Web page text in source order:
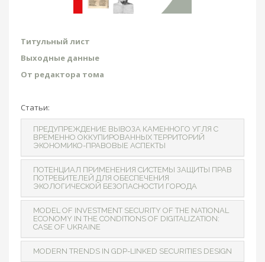
Титульный лист
Выходные данные
Oт редактора тома
Статьи:
ПРЕДУПРЕЖДЕНИЕ ВЫВОЗА КАМЕННОГО УГЛЯ С
ВРЕМЕННО ОККУПИРОВАННЫХ ТЕРРИТОРИЙ
ЭКОНОМИКО-ПРАВОВЫЕ АСПЕКТЫ
ПОТЕНЦИАЛ ПРИМЕНЕНИЯ СИСТЕМЫ ЗАЩИТЫ ПРАВ
ПОТРЕБИТЕЛЕЙ ДЛЯ ОБЕСПЕЧЕНИЯ
ЭКОЛОГИЧЕСКОЙ БЕЗОПАСНОСТИ ГОРОДА
MODEL OF INVESTMENT SECURITY OF THE NATIONAL
ECONOMY IN THE CONDITIONS OF DIGITALIZATION:
CASE OF UKRAINE
MODERN TRENDS IN GDP-LINKED SECURITIES DESIGN